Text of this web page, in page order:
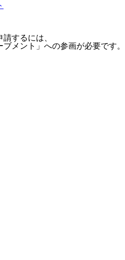
するには、
メント」への参画が必要です。